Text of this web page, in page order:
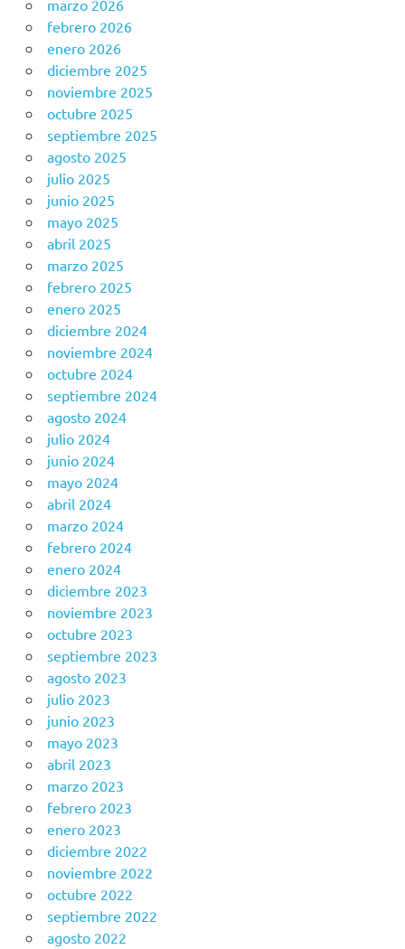
marzo 2026
febrero 2026
enero 2026
diciembre 2025
noviembre 2025
octubre 2025
septiembre 2025
agosto 2025
julio 2025
junio 2025
mayo 2025
abril 2025
marzo 2025
febrero 2025
enero 2025
diciembre 2024
noviembre 2024
octubre 2024
septiembre 2024
agosto 2024
julio 2024
junio 2024
mayo 2024
abril 2024
marzo 2024
febrero 2024
enero 2024
diciembre 2023
noviembre 2023
octubre 2023
septiembre 2023
agosto 2023
julio 2023
junio 2023
mayo 2023
abril 2023
marzo 2023
febrero 2023
enero 2023
diciembre 2022
noviembre 2022
octubre 2022
septiembre 2022
agosto 2022